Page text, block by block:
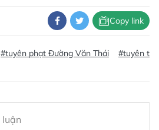
Copy link
#tuyên phạt Đường Văn Thái #tuyên